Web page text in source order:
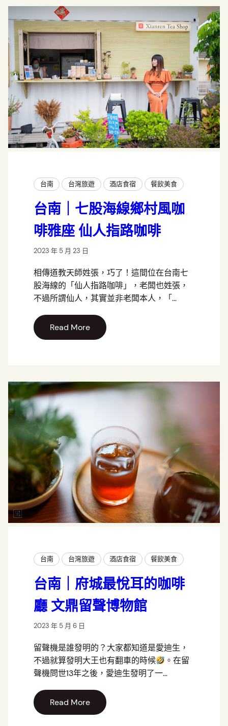
台南 台灣旅遊 酒店食宿 餐飲美食
台南｜七股海線鄉村風咖
啡雅座 仙人指路咖啡
2023 年 5 月 23 日
相傳道教天師姓張，巧了！這間位在台南七
股海線的「仙人指路咖啡」，老闆也姓張，
不過所謂仙人，其實並非老闆本人，「…
Read More
台南 台灣旅遊 酒店食宿 餐飲美食
台南｜府城最悅耳的咖啡
廳 文鼎留聲博物館
2023 年 5 月 6 日
留聲機是誰發明的？大家都知道是愛迪生，
不過就算發明大王也有翻車的時候
。在留
聲機問世13年之後，愛迪生發明了一…
Read More